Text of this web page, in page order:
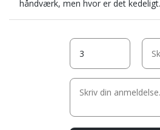
håndværk, men hvor er det kedeligt.